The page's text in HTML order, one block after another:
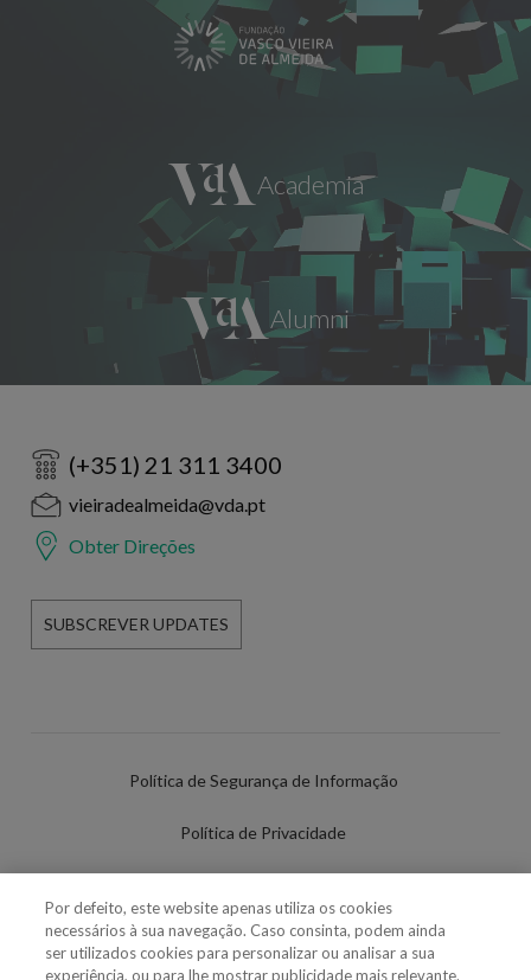
(+351) 21 311 3400
vieiradealmeida@vda.pt
Obter Direções
SUBSCREVER UPDATES
Política de Segurança de Informação
Política de Privacidade
Política de Cookies
Por defeito, este website apenas utiliza os cookies
necessários à sua navegação. Caso consinta, podem ainda
ser utilizados cookies para personalizar ou analisar a sua
experiência, ou para lhe mostrar publicidade mais relevante.